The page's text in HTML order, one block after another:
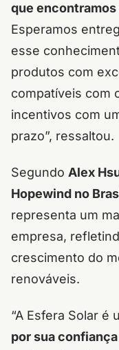
que
Esperamos
esse
produtos com
compatíveis com
incentivos com
prazo”, ressaltou.
Segundo Alex
Hopewind no
representa um
empresa,
crescimento do
renováveis.
“A Esfera Solar é
por sua